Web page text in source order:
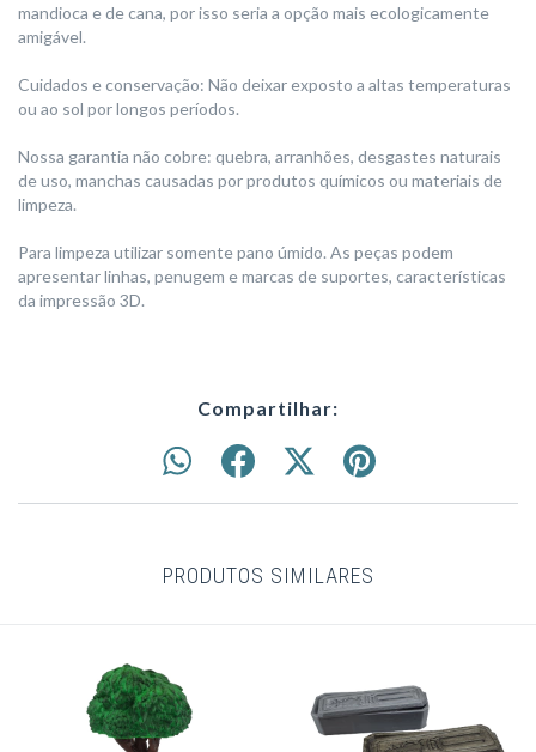
mandioca e de cana, por isso seria a opção mais ecologicamente
amigável.
Cuidados e conservação: Não deixar exposto a altas temperaturas
ou ao sol por longos períodos.
Nossa garantia não cobre: quebra, arranhões, desgastes naturais
de uso, manchas causadas por produtos químicos ou materiais de
limpeza.
Para limpeza utilizar somente pano úmido. As peças podem
apresentar linhas, penugem e marcas de suportes, características
da impressão 3D.
Compartilhar:
PRODUTOS SIMILARES